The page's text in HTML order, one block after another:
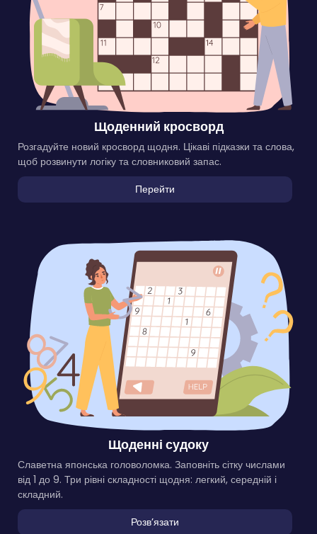
Щоденний кросворд
Розгадуйте новий кросворд щодня. Цікаві підказки та слова,
щоб розвинути логіку та словниковий запас.
Перейти
Щоденні судоку
Славетна японська головоломка. Заповніть сітку числами
від 1 до 9. Три рівні складності щодня: легкий, середній і
складний.
Розвʼязати